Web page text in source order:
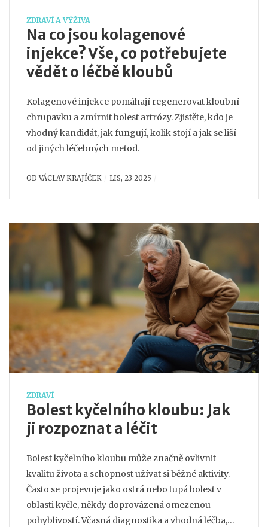
ZDRAVÍ A VÝŽIVA
Na co jsou kolagenové
injekce? Vše, co potřebujete
vědět o léčbě kloubů
Kolagenové injekce pomáhají regenerovat kloubní
chrupavku a zmírnit bolest artrózy. Zjistěte, kdo je
vhodný kandidát, jak fungují, kolik stojí a jak se liší
od jiných léčebných metod.
ODVÁCLAV KRAJÍČEK LIS, 23 2025
ZDRAVÍ
Bolest kyčelního kloubu: Jak
ji rozpoznat a léčit
Bolest kyčelního kloubu může značně ovlivnit
kvalitu života a schopnost užívat si běžné aktivity.
Často se projevuje jako ostrá nebo tupá bolest v
oblasti kyčle, někdy doprovázená omezenou
pohyblivostí. Včasná diagnostika a vhodná léčba,